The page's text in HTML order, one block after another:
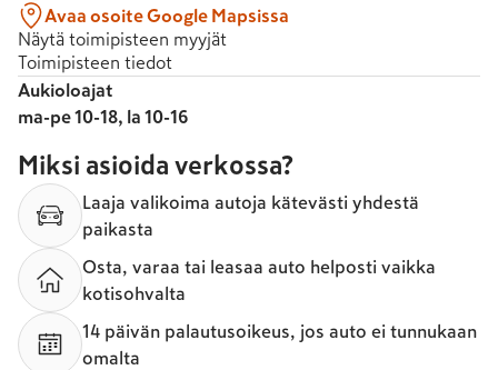
Avaa osoite Google Mapsissa
Näytä toimipisteen myyjät
Toimipisteen tiedot
Aukioloajat
ma-pe 10-18, la 10-16
Miksi asioida verkossa?
Laaja valikoima autoja kätevästi yhdestä
paikasta
Osta, varaa tai leasaa auto helposti vaikka
kotisohvalta
14 päivän palautusoikeus, jos auto ei tunnukaan
omalta